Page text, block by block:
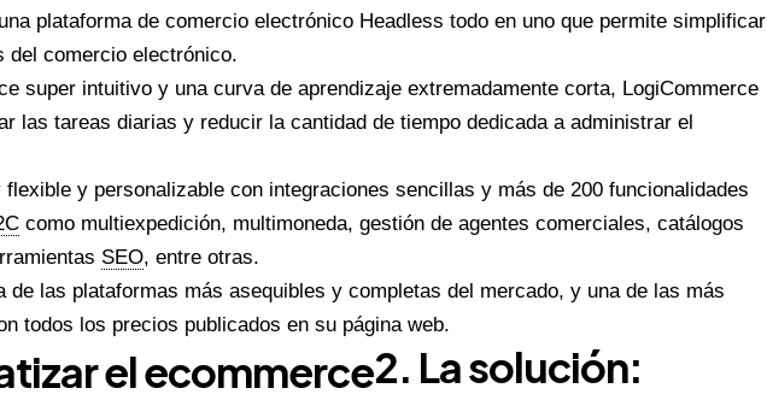
plataforma de comercio electrónico Headless todo en uno que permite simplificar
del comercio electrónico.
super intuitivo y una curva de aprendizaje extremadamente corta, LogiCommerce
las tareas diarias y reducir la cantidad de tiempo dedicada a administrar el
y personalizable con integraciones sencillas y más de 200 funcionalidades
como multiexpedición, multimoneda, gestión de agentes comerciales, catálogos
SEO, entre otras.
de las plataformas más asequibles y completas del mercado, y una de las más
todos los precios publicados en su página web.
2. La solución: